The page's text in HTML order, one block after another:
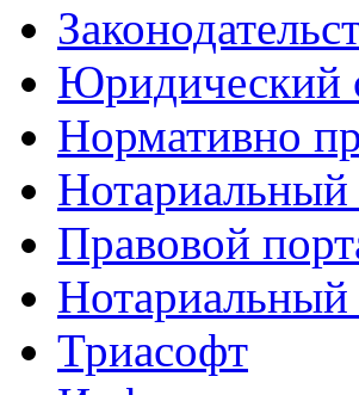
Юридический
Нормативно
Правовой
Нотариальный
Триасофт